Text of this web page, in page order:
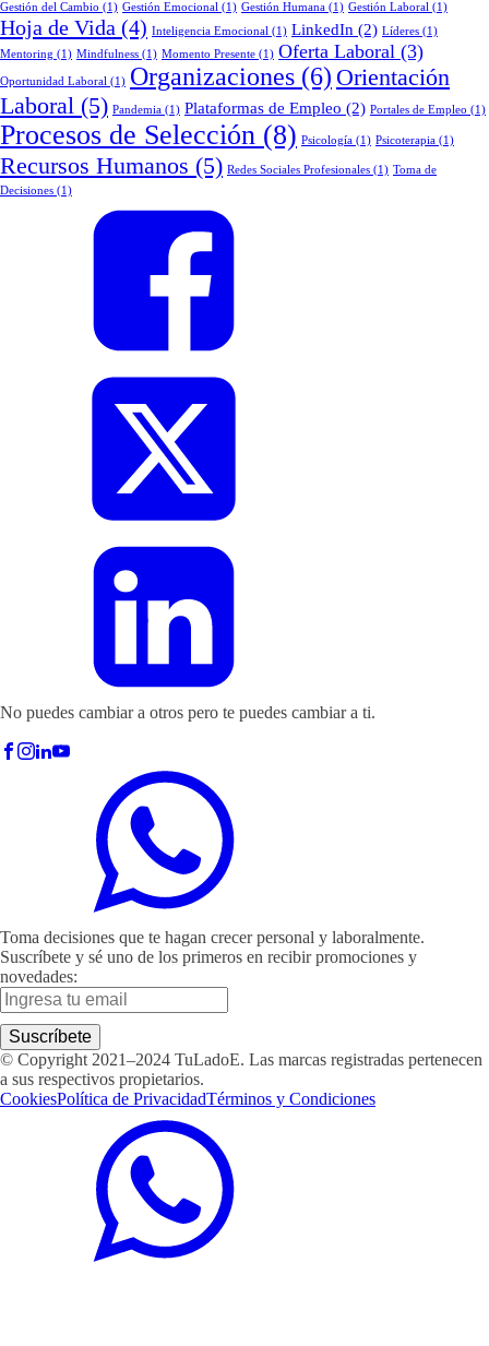
Gestión del Cambio (1) Gestión Emocional (1) Gestión Humana (1) Gestión Laboral (1)
Hoja de Vida (4) Inteligencia Emocional (1) LinkedIn (2) Líderes (1)
Mentoring (1) Mindfulness (1) Momento Presente (1) Oferta Laboral (3)
Oportunidad Laboral (1) Organizaciones (6) Orientación
Laboral (5) Pandemia (1) Plataformas de Empleo (2) Portales de Empleo (1)
Procesos de Selección (8) Psicología (1) Psicoterapia (1)
Recursos Humanos (5) Redes Sociales Profesionales (1) Toma de
Decisiones (1)
No puedes cambiar a otros pero te puedes cambiar a ti.
Toma decisiones que te hagan crecer personal y laboralmente.
Suscríbete y sé uno de los primeros en recibir promociones y
novedades:
© Copyright 2021–2024 TuLadoE. Las marcas registradas pertenecen
a sus respectivos propietarios.
CookiesPolítica de PrivacidadTérminos y Condiciones